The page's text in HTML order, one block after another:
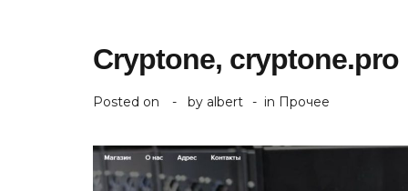
Cryptone, cryptone.pro
Posted on by albert in Прочее